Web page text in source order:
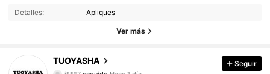
Detalles: Apliques
Ver más
TUOYASHA
12K Seguidores
Seguir